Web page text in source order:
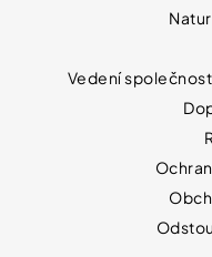
Vedení